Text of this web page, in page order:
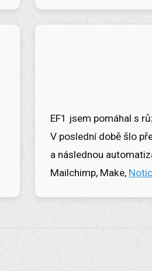
EF1 jsem pomáhal s
V poslední době šlo
a následnou
Mailchimp, Make,